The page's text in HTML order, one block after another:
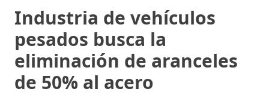
Industria de vehículos
pesados busca la
eliminación de aranceles
de 50% al acero